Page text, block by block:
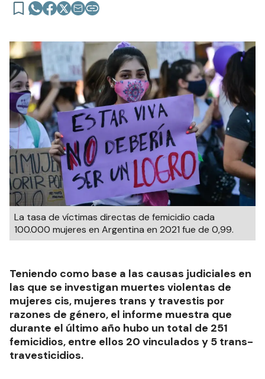
La tasa de víctimas directas de femicidio cada
100.000 mujeres en Argentina en 2021 fue de 0,99.
Teniendo como base a las causas judiciales en
las que se investigan muertes violentas de
mujeres cis, mujeres trans y travestis por
razones de género, el informe muestra que
durante el último año hubo un total de 251
femicidios, entre ellos 20 vinculados y 5 trans-
travesticidios.